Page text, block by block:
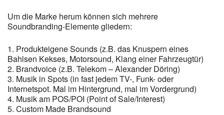
Um die Marke herum können sich mehrere
Soundbranding-Elemente gliedern:
1. Produkteigene Sounds (z.B. das Knuspern eines
Bahlsen Kekses, Motorsound, Klang einer Fahrzeugtür)
2. Brandvoice (z.B. Telekom – Alexander Döring)
3. Musik in Spots (in fast jedem TV-, Funk- oder
Internetspot. Mal im Hintergrund, mal im Vordergrund)
4. Musik am POS/POI (Point of Sale/Interest)
5. Custom Made Brandsound